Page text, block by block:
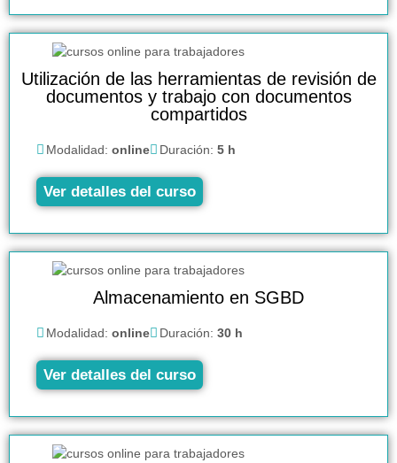
Utilización de las herramientas de revisión de
documentos y trabajo con documentos
compartidos
Modalidad: online Duración: 5 h
Ver detalles del curso
Almacenamiento en SGBD
Modalidad: online Duración: 30 h
Ver detalles del curso